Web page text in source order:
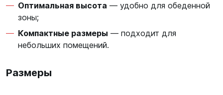
Оптимальная высота — удобно для обеденной
зоны;
Компактные размеры — подходит для
небольших помещений.
Размеры